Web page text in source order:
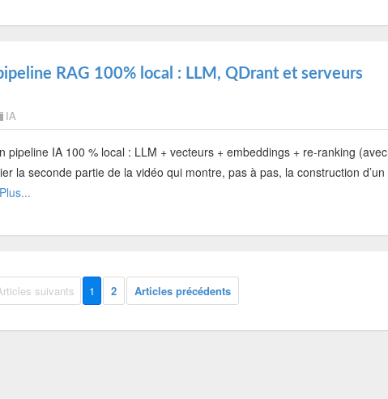
RAG 100% local : LLM, QDrant et serveurs
IA
pipeline IA 100 % local : LLM + vecteurs + embeddings + re-ranking (avec
la seconde partie de la vidéo qui montre, pas à pas, la construction d’un
Plus...
suivants 1 2 Articles précédents